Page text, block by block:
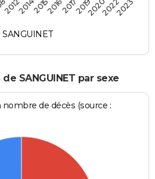
SANGUINET
201220142015201620172019202020222023
SANGUINET par sexe
de décès (source :